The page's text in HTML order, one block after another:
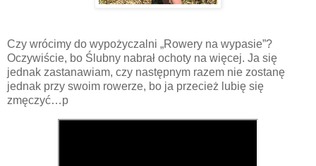
Czy wrócimy do wypożyczalni „Rowery na wypasie”?
Oczywiście, bo Ślubny nabrał ochoty na więcej. Ja się
jednak zastanawiam, czy następnym razem nie zostanę
jednak przy swoim rowerze, bo ja przecież lubię się
zmęczyć…p